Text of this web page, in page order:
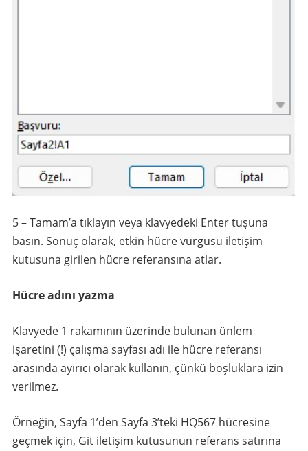
5 – Tamam’a tıklayın veya klavyedeki Enter tuşuna
basın. Sonuç olarak, etkin hücre vurgusu iletişim
kutusuna girilen hücre referansına atlar.
Hücre adını yazma
Klavyede 1 rakamının üzerinde bulunan ünlem
işaretini (!) çalışma sayfası adı ile hücre referansı
arasında ayırıcı olarak kullanın, çünkü boşluklara izin
verilmez.
Örneğin, Sayfa 1’den Sayfa 3’teki HQ567 hücresine
geçmek için, Git iletişim kutusunun referans satırına